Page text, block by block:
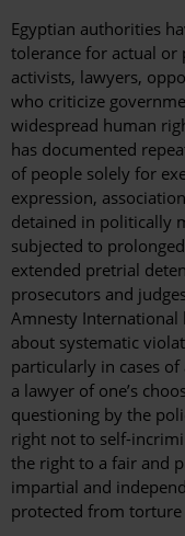
Egyptian authorities
tolerance for actual or
activists, lawyers,
who criticize
widespread human
has documented
of people solely for
expression,
detained in politically
subjected to
extended pretrial
prosecutors and
Amnesty International
about systematic
particularly in cases
a lawyer of one’s
questioning by the
right not to self-
the right to a fair and
impartial and
protected from